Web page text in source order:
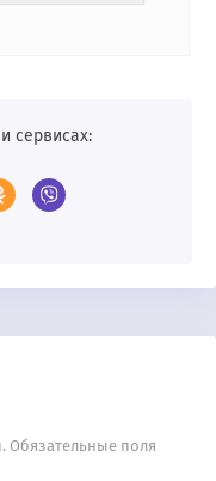
сервисах:
Обязательные поля